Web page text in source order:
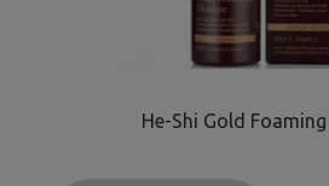
He-Shi Gold